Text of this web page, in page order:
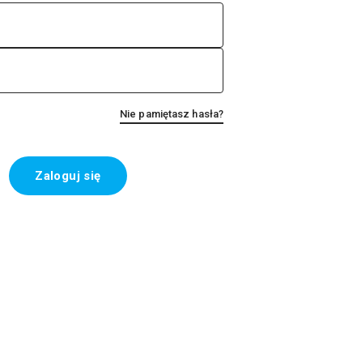
Nie pamiętasz hasła?
Zaloguj się